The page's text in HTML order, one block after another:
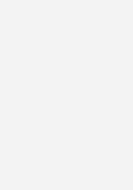
| LOTTO | POST -